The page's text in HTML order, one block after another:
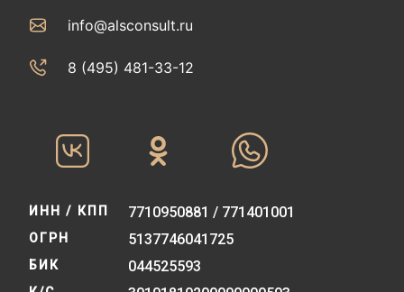
info@alsconsult.ru
8 (495) 481-33-12‬‬
ИНН / КПП 7710950881 / 771401001
ОГРН 5137746041725
БИК 044525593